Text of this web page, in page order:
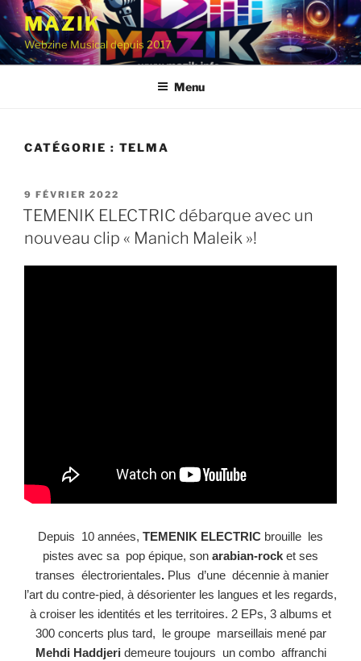
Aller
contenu
principal
MAZIK
Webzine Musical depuis 2017
Menu
CATÉGORIE : TELMA
PUBLIÉ
LE
9 FÉVRIER 2022
TEMENIK ELECTRIC débarque avec un
nouveau clip « Manich Maleik »!
Depuis 10 années, TEMENIK ELECTRIC brouille les
pistes avec sa pop épique, son arabian-rock et ses
transes électrorientales. Plus d’une décennie à manier
l’art du contre-pied, à désorienter les langues et les regards,
à croiser les identités et les territoires. 2 EPs, 3 albums et
300 concerts plus tard, le groupe marseillais mené par
Mehdi Haddjeri demeure toujours un combo affranchi